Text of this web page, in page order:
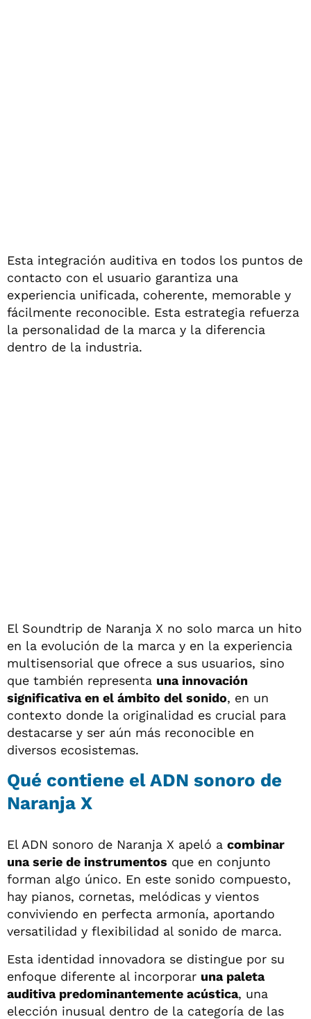
Esta integración auditiva en todos los puntos de
contacto con el usuario garantiza una
experiencia unificada, coherente, memorable y
fácilmente reconocible. Esta estrategia refuerza
la personalidad de la marca y la diferencia
dentro de la industria.
El Soundtrip de Naranja X no solo marca un hito
en la evolución de la marca y en la experiencia
multisensorial que ofrece a sus usuarios, sino
que también representa una innovación
significativa en el ámbito del sonido, en un
contexto donde la originalidad es crucial para
destacarse y ser aún más reconocible en
diversos ecosistemas.
Qué contiene el ADN sonoro de
Naranja X
El ADN sonoro de Naranja X apeló a combinar
una serie de instrumentos que en conjunto
forman algo único. En este sonido compuesto,
hay pianos, cornetas, melódicas y vientos
conviviendo en perfecta armonía, aportando
versatilidad y flexibilidad al sonido de marca.
Esta identidad innovadora se distingue por su
enfoque diferente al incorporar una paleta
auditiva predominantemente acústica, una
elección inusual dentro de la categoría de las